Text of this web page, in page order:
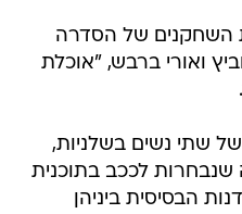
השחקנים של הסדרה
ואורי ברבש, "אוכלת
שתי נשים בשלניות,
שנבחרות לככב בתוכנית
הבסיסית ביניהן